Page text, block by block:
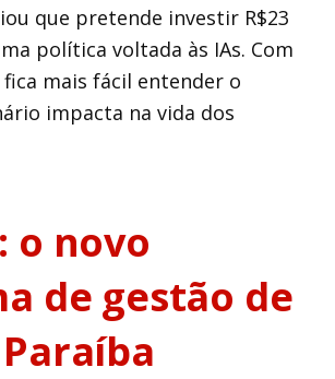
que pretende investir R$23
política voltada às IAs. Com
fica mais fácil entender o
impacta na vida dos
o novo
de gestão de